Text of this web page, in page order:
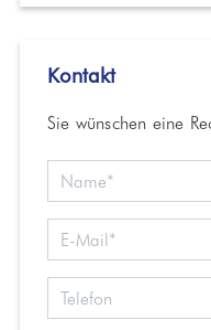
Kontakt
Sie wünschen eine